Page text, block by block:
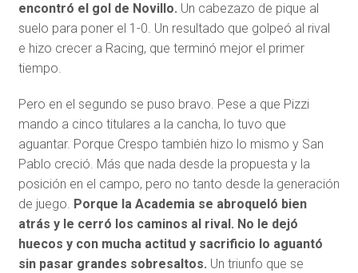
encontró el gol de Novillo. Un cabezazo de pique al
suelo para poner el 1-0. Un resultado que golpeó al rival
e hizo crecer a Racing, que terminó mejor el primer
tiempo.
Pero en el segundo se puso bravo. Pese a que Pizzi
mando a cinco titulares a la cancha, lo tuvo que
aguantar. Porque Crespo también hizo lo mismo y San
Pablo creció. Más que nada desde la propuesta y la
posición en el campo, pero no tanto desde la generación
de juego. Porque la Academia se abroqueló bien
atrás y le cerró los caminos al rival. No le dejó
huecos y con mucha actitud y sacrificio lo aguantó
sin pasar grandes sobresaltos. Un triunfo que se